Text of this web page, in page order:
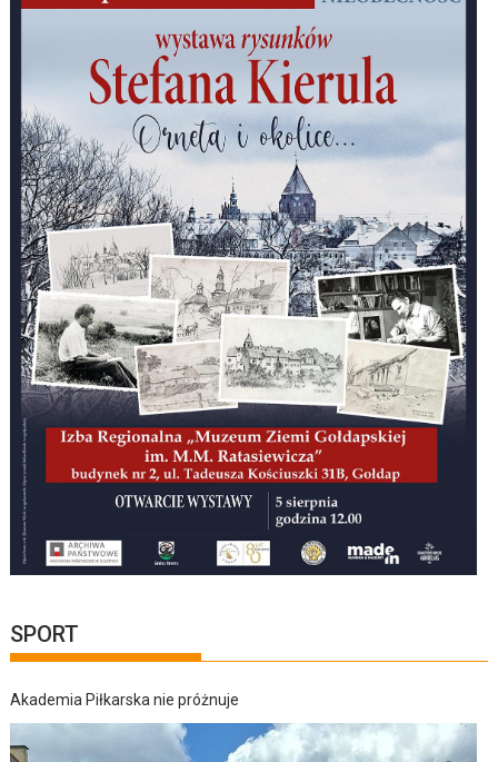
SPORT
Akademia Piłkarska nie próżnuje